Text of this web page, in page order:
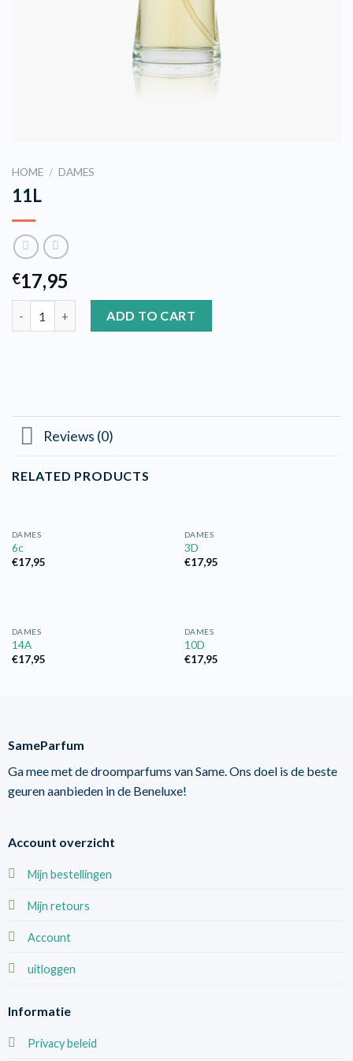
HOME / DAMES
11L
€17,95
ADD TO CART
Reviews (0)
RELATED PRODUCTS
DAMES
6c
€17,95
DAMES
3D
€17,95
DAMES
14A
€17,95
DAMES
10D
€17,95
SameParfum
Ga mee met de droomparfums van Same. Ons doel is de beste
geuren aanbieden in de Beneluxe!
Account overzicht
Mijn bestellingen
Mijn retours
Account
uitloggen
Informatie
Privacy beleid